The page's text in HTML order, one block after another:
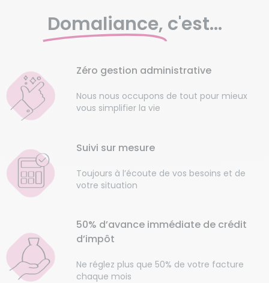
Domaliance, c'est...
Zéro gestion administrative
Nous nous occupons de tout pour mieux
vous simplifier la vie
Suivi sur mesure
Toujours à l’écoute de vos besoins et de
votre situation
50% d’avance immédiate de crédit
d’impôt
Ne réglez plus que 50% de votre facture
chaque mois